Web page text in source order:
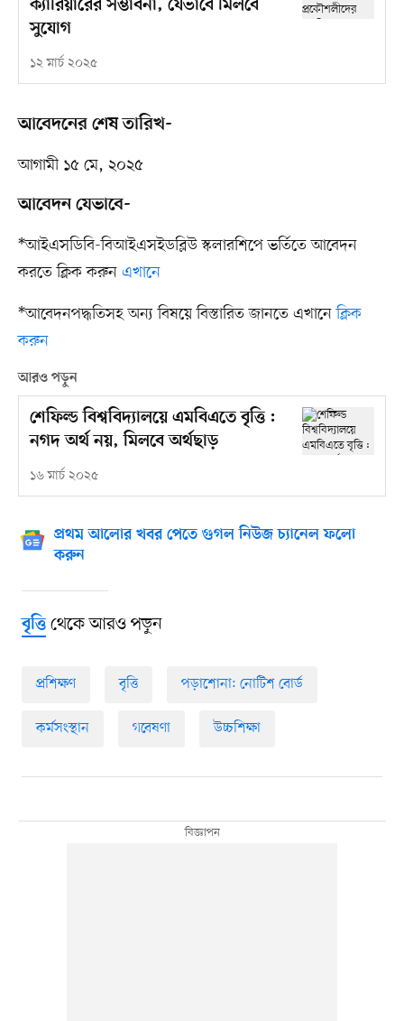
ক্যারিয়ারের সম্ভাবনা, যেভাবে মিলবে
সুযোগ
১২ মার্চ ২০২৫
আবেদনের শেষ তারিখ-
আগামী ১৫ মে, ২০২৫
আবেদন যেভাবে-
*আইএসডিবি-বিআইএসইডব্লিউ স্কলারশিপে ভর্তিতে আবেদন
করতে ক্লিক করুন এখানে
*আবেদনপদ্ধতিসহ অন্য বিষয়ে বিস্তারিত জানতে এখানেক্লিক
করুন
আরও পড়ুন
শেফিল্ড বিশ্ববিদ্যালয়ে এমবিএতে বৃত্তি :
নগদ অর্থ নয়, মিলবে অর্থছাড়
১৬ মার্চ ২০২৫
প্রথম আলোর খবর পেতে গুগল নিউজ চ্যানেল ফলো
করুন
বৃত্তিথেকে আরও পড়ুন
প্রশিক্ষণ বৃত্তি পড়াশোনা: নোটিশ বোর্ড
কর্মসংস্থান গবেষণা উচ্চশিক্ষা